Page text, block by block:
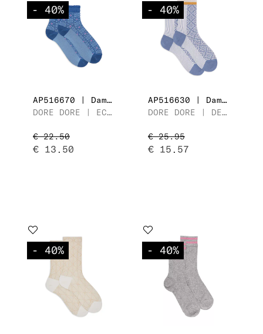
AP516670 | Dames Enkelsok
DORE DORE | ECHIQUIER À LOSANGES
€ 22.50
€ 13.50
- 40%
AP516630 | Dames Kuitsok
DORE DORE | DEMI COTÉ ET DEMI FLEURS
€ 25.95
€ 15.57
- 40%
- 40% - 40%